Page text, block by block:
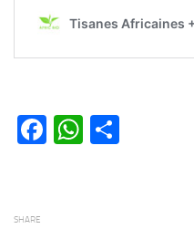
Facebook
WhatsApp
SHARE